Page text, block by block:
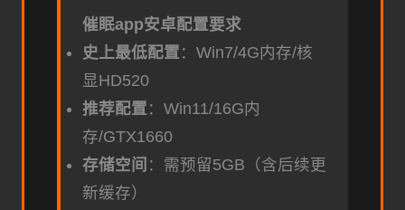
催眠app安卓配置要求
​史上最低配置​ ​：Win7/4G内存/核
显HD520
​推荐配置​ ​：Win11/16G内
存/GTX1660
​存储空间​ ​：需预留5GB（含后续更
新缓存）